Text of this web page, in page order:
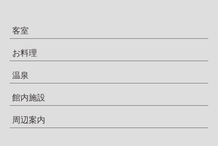
客室
お料理
温泉
館内施設
周辺案内